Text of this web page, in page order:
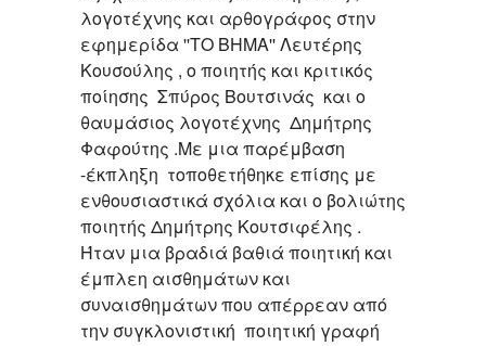
λογοτέχνης και αρθογράφος στην
εφημερίδα ''ΤΟ ΒΗΜΑ'' Λευτέρης
Κουσούλης , ο ποιητής και κριτικός
ποίησης Σπύρος Βουτσινάς και ο
θαυμάσιος λογοτέχνης Δημήτρης
Φαφούτης .Με μια παρέμβαση
-έκπληξη τοποθετήθηκε επίσης με
ενθουσιαστικά σχόλια και ο βολιώτης
ποιητής Δημήτρης Κουτσιφέλης .
Ήταν μια βραδιά βαθιά ποιητική και
έμπλεη αισθημάτων και
συναισθημάτων που απέρρεαν από
την συγκλονιστική ποιητική γραφή